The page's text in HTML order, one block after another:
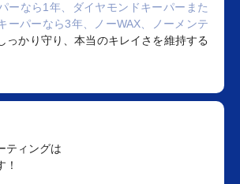
ーなら1年、ダイヤモンドキーパーまた
ーパーなら3年、ノーWAX、ノーメンテ
っかり守り、本当のキレイさを維持する
ティングは
！